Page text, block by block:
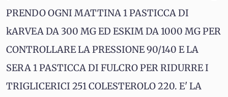
PRENDO OGNI MATTINA 1 PASTICCA DI
kARVEA DA 300 MG ED ESKIM DA 1000 MG PER
CONTROLLARE LA PRESSIONE 90/140 E LA
SERA 1 PASTICCA DI FULCRO PER RIDURRE I
TRIGLICERICI 251 COLESTEROLO 220. E' LA